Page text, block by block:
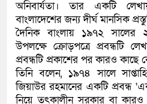
অনিবার্যতা। তার একটি
বাংলাদেশের জন্য দীর্ঘ মানসিক
দৈনিক বাংলায় ১৯৭২ সালের
উপলক্ষে ক্রোড়পত্রে প্রবন্ধটি
প্রবন্ধটি প্রকাশের পর কারও কাছে
তিনি বলেন, ১৯৭৪ সালে
জিয়াউর রহমানের একটি প্রবন্ধ
নিয়ে তৎকালীন সরকার বা